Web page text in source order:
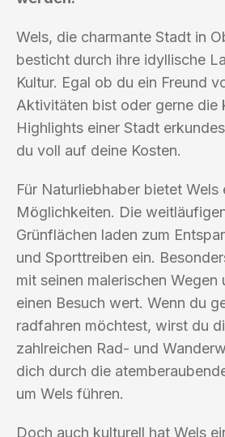
Wels, die charmante Stadt in
besticht durch ihre idyllische
Kultur. Egal ob du ein Freund
Aktivitäten bist oder gerne die
Highlights einer Stadt
du voll auf deine Kosten.
Für Naturliebhaber bietet Wels
Möglichkeiten. Die
Grünflächen laden zum
und Sporttreiben ein.
mit seinen malerischen Wegen
einen Besuch wert. Wenn du
radfahren möchtest, wirst du
zahlreichen Rad- und
dich durch die
um Wels führen.
Doch auch kulturell hat Wels